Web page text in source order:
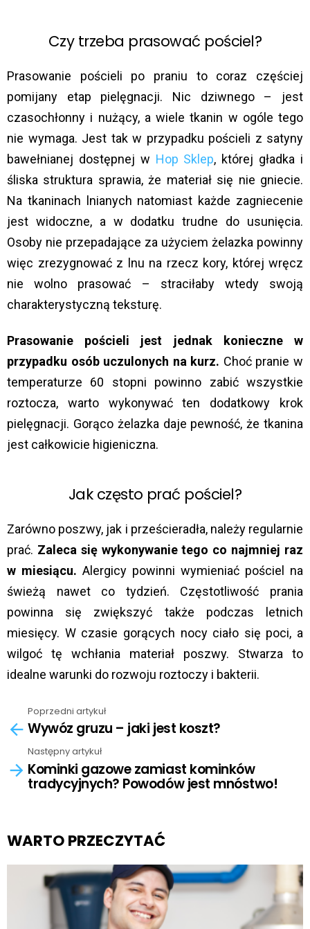
Czy trzeba prasować pościel?
Prasowanie pościeli po praniu to coraz częściej
pomijany etap pielęgnacji. Nic dziwnego – jest
czasochłonny i nużący, a wiele tkanin w ogóle tego
nie wymaga. Jest tak w przypadku pościeli z satyny
bawełnianej dostępnej w Hop Sklep, której gładka i
śliska struktura sprawia, że materiał się nie gniecie.
Na tkaninach lnianych natomiast każde zagniecenie
jest widoczne, a w dodatku trudne do usunięcia.
Osoby nie przepadające za użyciem żelazka powinny
więc zrezygnować z lnu na rzecz kory, której wręcz
nie wolno prasować – straciłaby wtedy swoją
charakterystyczną teksturę.
Prasowanie pościeli jest jednak konieczne w
przypadku osób uczulonych na kurz. Choć pranie w
temperaturze 60 stopni powinno zabić wszystkie
roztocza, warto wykonywać ten dodatkowy krok
pielęgnacji. Gorąco żelazka daje pewność, że tkanina
jest całkowicie higieniczna.
Jak często prać pościel?
Zarówno poszwy, jak i prześcieradła, należy regularnie
prać. Zaleca się wykonywanie tego co najmniej raz
w miesiącu. Alergicy powinni wymieniać pościel na
świeżą nawet co tydzień. Częstotliwość prania
powinna się zwiększyć także podczas letnich
miesięcy. W czasie gorących nocy ciało się poci, a
wilgoć tę wchłania materiał poszwy. Stwarza to
idealne warunki do rozwoju roztoczy i bakterii.
more
Poprzedni artykuł
Wywóz gruzu – jaki jest koszt?
Następny artykuł
Kominki gazowe zamiast kominków
tradycyjnych? Powodów jest mnóstwo!
WARTO PRZECZYTAĆ